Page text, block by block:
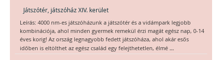
Játszótér, játszóház XIV. kerület
Leírás: 4000 nm-es játszóházunk a játszótér és a vidámpark legjobb
kombinációja, ahol minden gyermek remekül érzi magát egész nap, 0-14
éves korig! Az ország legnagyobb fedett játszóháza, ahol akár esős
időben is eltölthet az egész család egy felejthetetlen, élmé ...